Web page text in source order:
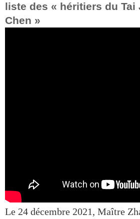
liste des « héritiers du Tai
Chen »
Le 24 décembre 2021, Maître